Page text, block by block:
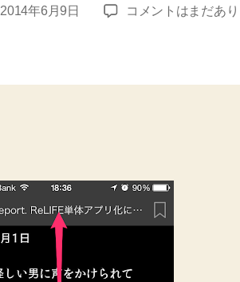
2014年6月9日
【iPhone5s】
リ
ニ
実
コメントはまだあ